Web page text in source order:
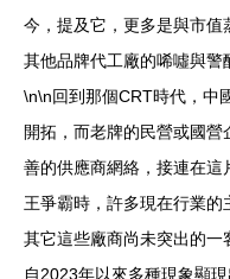
今，提及它，更多是與市值
其他品牌代工廠的唏噓與警
\n\n回到那個CRT時代，中
開拓，而老牌的民營或國
善的供應商網絡，接連在
王爭霸時，許多現在行業
其它這些廠商尚未突出的
自2023年以來多種現象顯